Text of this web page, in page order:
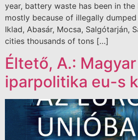
year, battery waste has been in the
mostly because of illegally
Iklad, Abasár, Mocsa, Salgótarján,
cities thousands of tons […]
Éltető, A.: Magyar
iparpolitika eu-s